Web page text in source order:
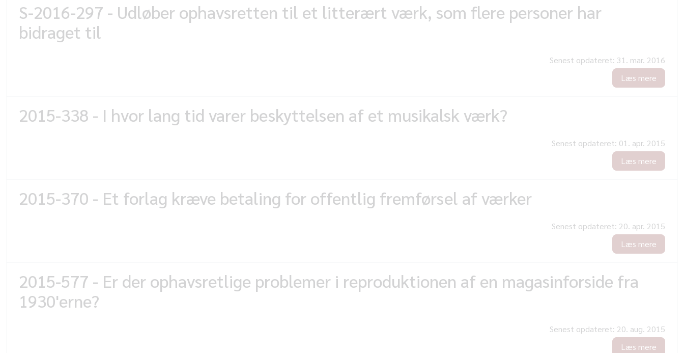
S-2016-297 - Udløber ophavsretten til et litterært værk, som flere personer har
bidraget til
Senest opdateret: 31. mar. 2016
Læs mere
2015-338 - I hvor lang tid varer beskyttelsen af et musikalsk værk?
Senest opdateret: 01. apr. 2015
Læs mere
2015-370 - Et forlag kræve betaling for offentlig fremførsel af værker
Senest opdateret: 20. apr. 2015
Læs mere
2015-577 - Er der ophavsretlige problemer i reproduktionen af en magasinforside fra
1930'erne?
Senest opdateret: 20. aug. 2015
Læs mere